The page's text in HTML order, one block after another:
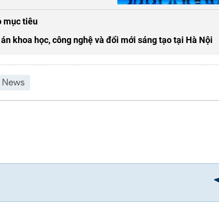
mục tiêu
khoa học, công nghệ và đổi mới sáng tạo tại Hà Nội